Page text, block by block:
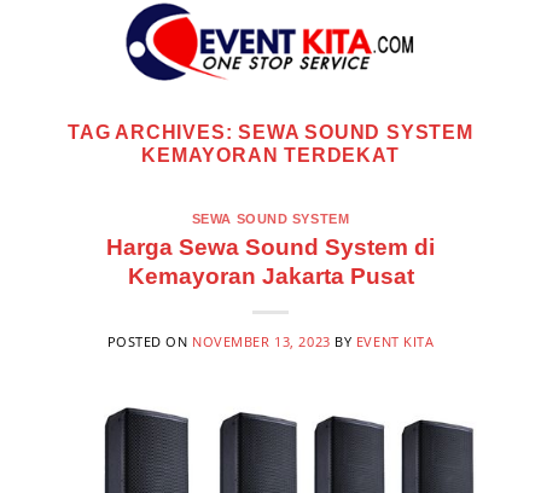
TAG ARCHIVES:SEWA SOUND SYSTEM
KEMAYORAN TERDEKAT
SEWA SOUND SYSTEM
Harga Sewa Sound System di
Kemayoran Jakarta Pusat
POSTED ON NOVEMBER 13, 2023 BY EVENT KITA